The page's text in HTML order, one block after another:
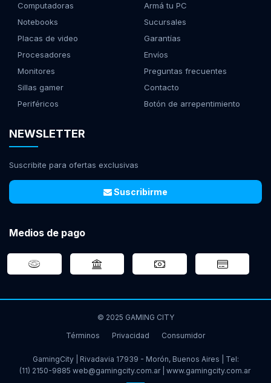
Computadoras
Notebooks
Placas de video
Procesadores
Monitores
Sillas gamer
Periféricos
Armá tu PC
Sucursales
Garantías
Envíos
Preguntas frecuentes
Contacto
Botón de arrepentimiento
NEWSLETTER
Suscribite para ofertas exclusivas
Suscribirme
Medios de pago
© 2025 GAMING CITY
Términos
Privacidad Consumidor
GamingCity | Rivadavia 17939 - Morón, Buenos Aires | Tel:
(11) 2150-9885 web@gamingcity.com.ar www.gamingcity.com.ar